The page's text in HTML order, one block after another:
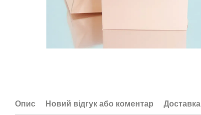
Опис Новий відгук або коментар Доставка